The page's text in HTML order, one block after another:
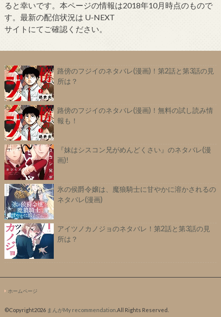
ると幸いです。本ページの情報は2018年10月時点のもので
す。最新の配信状況は U-NEXT
サイトにてご確認ください。
路傍のフジイのネタバレ(漫画)！第2話と第3話の見
所は？
路傍のフジイのネタバレ(漫画)！無料の試し読み情
報も！
『妹はシスコン兄がめんどくさい』のネタバレ(漫
画)!
氷の侯爵令嬢は、魔狼騎士に甘やかに溶かされるの
ネタバレ(漫画)
アイツノカノジョのネタバレ！第2話と第3話の見
所は？
ホームページ
©Copyright2026 まんがMy recommendation .All Rights Reserved.